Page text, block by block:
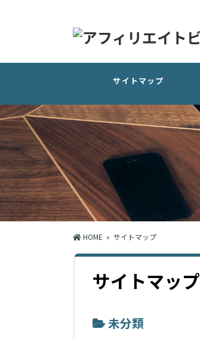
サイトマップ
HOME » サイトマップ
サイトマップ
未分類